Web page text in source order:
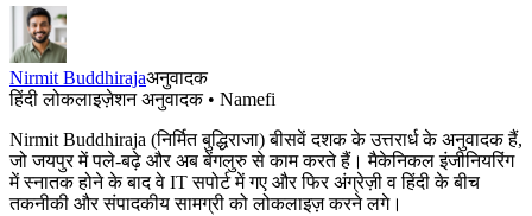
Nirmit Buddhirajaअनुवादक
हिंदी लोकलाइज़ेशन अनुवादक • Namefi
Nirmit Buddhiraja (निर्मित बुद्धिराजा) बीसवें दशक के उत्तरार्ध के अनुवादक हैं,
जो जयपुर में पले-बढ़े और अब बेंगलुरु से काम करते हैं। मैकेनिकल इंजीनियरिंग
में स्नातक होने के बाद वे IT सपोर्ट में गए और फिर अंग्रेज़ी व हिंदी के बीच
तकनीकी और संपादकीय सामग्री को लोकलाइज़ करने लगे।